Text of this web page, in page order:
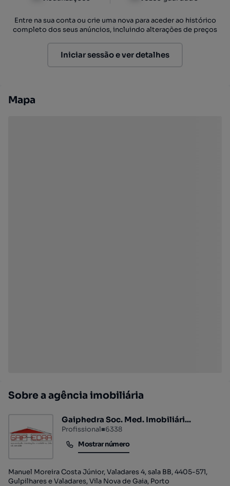
Entre na sua conta ou crie uma nova para aceder ao histórico
completo dos seus anúncios, incluindo alterações de preços
Iniciar sessão e ver detalhes
Mapa
Sobre a agência imobiliária
Gaiphedra Soc. Med. Imobiliári...
Profissional■6338
Mostrar número
Mostrar número
Manuel Moreira Costa Júnior, Valadares 4, sala BB, 4405-571,
Gulpilhares e Valadares, Vila Nova de Gaia, Porto